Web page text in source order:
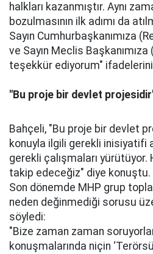
halkları kazanmıştır. Aynı
bozulmasının ilk adımı da
Sayın Cumhurbaşkanımıza
ve Sayın Meclis
teşekkür ediyorum" ifadelerini
"Bu proje bir devlet
Bahçeli, "Bu proje bir devlet
konuyla ilgili gerekli inisiyatifi
gerekli çalışmaları
takip edeceğiz" diye konuştu.
Son dönemde MHP grup
neden değinmediği sorusu
söyledi:
"Bize zaman zaman
konuşmalarında niçin